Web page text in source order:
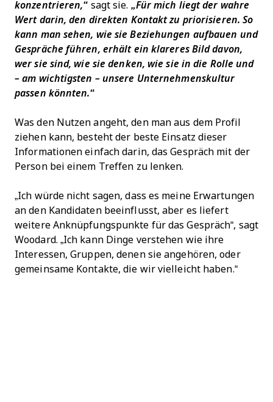
konzentrieren,“ sagt sie. „Für mich liegt der wahre
Wert darin, den direkten Kontakt zu priorisieren. So
kann man sehen, wie sie Beziehungen aufbauen und
Gespräche führen, erhält ein klareres Bild davon,
wer sie sind, wie sie denken, wie sie in die Rolle und
– am wichtigsten – unsere Unternehmenskultur
passen könnten.“
Was den Nutzen angeht, den man aus dem Profil
ziehen kann, besteht der beste Einsatz dieser
Informationen einfach darin, das Gespräch mit der
Person bei einem Treffen zu lenken.
„Ich würde nicht sagen, dass es meine Erwartungen
an den Kandidaten beeinflusst, aber es liefert
weitere Anknüpfungspunkte für das Gespräch“, sagt
Woodard. „Ich kann Dinge verstehen wie ihre
Interessen, Gruppen, denen sie angehören, oder
gemeinsame Kontakte, die wir vielleicht haben.“